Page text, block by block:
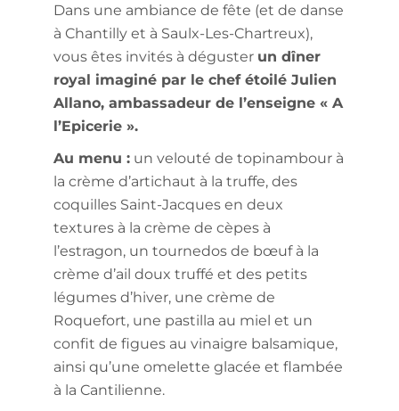
Dans une ambiance de fête (et de danse
à Chantilly et à Saulx-Les-Chartreux),
vous êtes invités à déguster un dîner
royal imaginé par le chef étoilé Julien
Allano, ambassadeur de l’enseigne « A
l’Epicerie ».
Au menu : un velouté de topinambour à
la crème d’artichaut à la truffe, des
coquilles Saint-Jacques en deux
textures à la crème de cèpes à
l’estragon, un tournedos de bœuf à la
crème d’ail doux truffé et des petits
légumes d’hiver, une crème de
Roquefort, une pastilla au miel et un
confit de figues au vinaigre balsamique,
ainsi qu’une omelette glacée et flambée
à la Cantilienne.